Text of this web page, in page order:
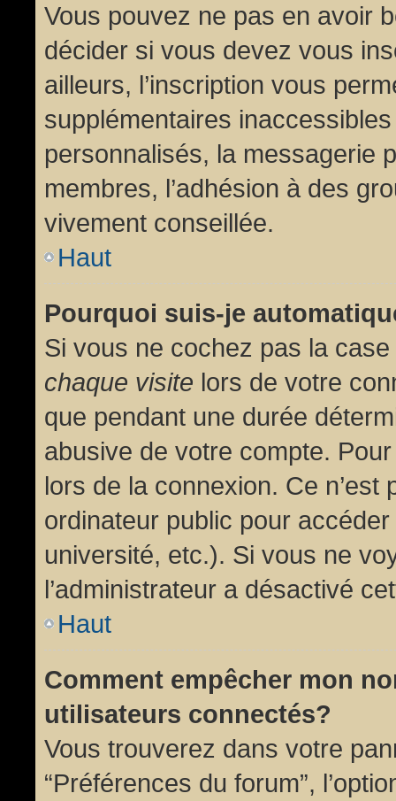
Vous pouvez ne pas en avoir
décider si vous devez vous
ailleurs, l’inscription vous
supplémentaires
personnalisés, la messagerie
membres, l’adhésion à des
vivement conseillée.
Haut
Pourquoi suis-je
Si vous ne cochez pas la case
chaque visite lors de votre
que pendant une durée
abusive de votre compte.
lors de la connexion. Ce
ordinateur public pour
université, etc.). Si vous ne
l’administrateur a désactivé
Haut
Comment empêcher mon
utilisateurs connectés?
Vous trouverez dans votre
“Préférences du forum”,